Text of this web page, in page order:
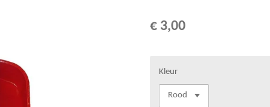
€ 3,00
Kleur